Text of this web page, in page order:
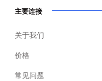
主要连接
关于我们
价格
常见问题